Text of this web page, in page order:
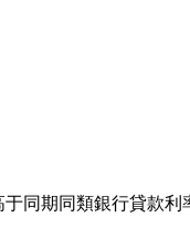
同期同類銀行貸款